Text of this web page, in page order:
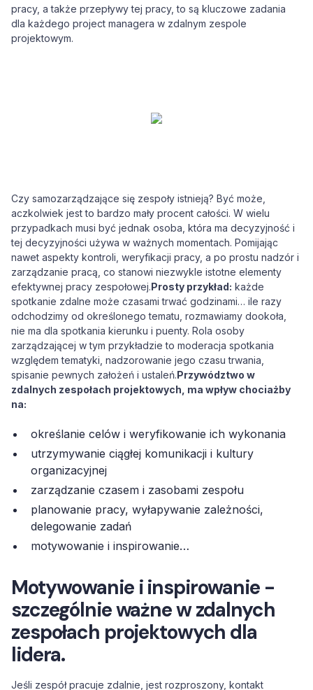
pracy, a także przepływy tej pracy, to są kluczowe zadania
dla każdego project managera w zdalnym zespole
projektowym.
Czy samozarządzające się zespoły istnieją? Być może,
aczkolwiek jest to bardzo mały procent całości. W wielu
przypadkach musi być jednak osoba, która ma decyzyjność i
tej decyzyjności używa w ważnych momentach. Pomijając
nawet aspekty kontroli, weryfikacji pracy, a po prostu nadzór i
zarządzanie pracą, co stanowi niezwykle istotne elementy
efektywnej pracy zespołowej.Prosty przykład: każde
spotkanie zdalne może czasami trwać godzinami… ile razy
odchodzimy od określonego tematu, rozmawiamy dookoła,
nie ma dla spotkania kierunku i puenty. Rola osoby
zarządzającej w tym przykładzie to moderacja spotkania
względem tematyki, nadzorowanie jego czasu trwania,
spisanie pewnych założeń i ustaleń.Przywództwo w
zdalnych zespołach projektowych, ma wpływ chociażby
na:
określanie celów i weryfikowanie ich wykonania
utrzymywanie ciągłej komunikacji i kultury
organizacyjnej
zarządzanie czasem i zasobami zespołu
planowanie pracy, wyłapywanie zależności,
delegowanie zadań
motywowanie i inspirowanie…
Motywowanie i inspirowanie -
szczególnie ważne w zdalnych
zespołach projektowych dla
lidera.
Jeśli zespół pracuje zdalnie, jest rozproszony, kontakt